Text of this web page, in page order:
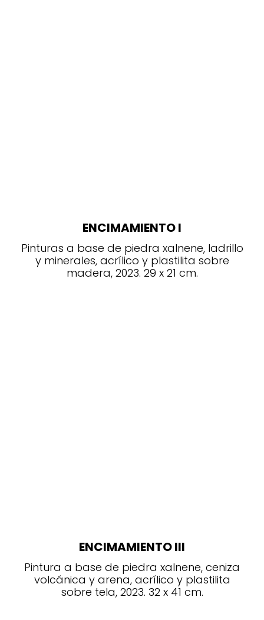
ENCIMAMIENTO I
Pinturas a base de piedra xalnene, ladrillo
y minerales, acrílico y plastilita sobre
madera, 2023. 29 x 21 cm.
ENCIMAMIENTO III
Pintura a base de piedra xalnene, ceniza
volcánica y arena, acrílico y plastilita
sobre tela, 2023. 32 x 41 cm.